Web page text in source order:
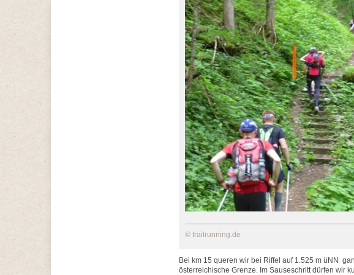
© trailrunning.de
Bei km 15 queren wir bei Riffel auf 1.525 m üNN
österreichische Grenze. Im Sauseschritt dürfen wir